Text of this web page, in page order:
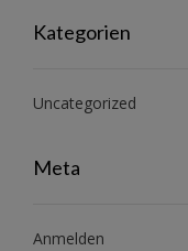
Kategorien
Uncategorized
Meta
Anmelden